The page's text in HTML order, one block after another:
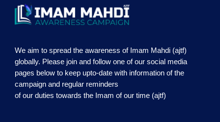
We aim to spread the awareness of Imam Mahdi (ajtf)
globally. Please join and follow one of our social media
pages below to keep upto-date with information of the
campaign and regular reminders
of our duties towards the Imam of our time (ajtf)